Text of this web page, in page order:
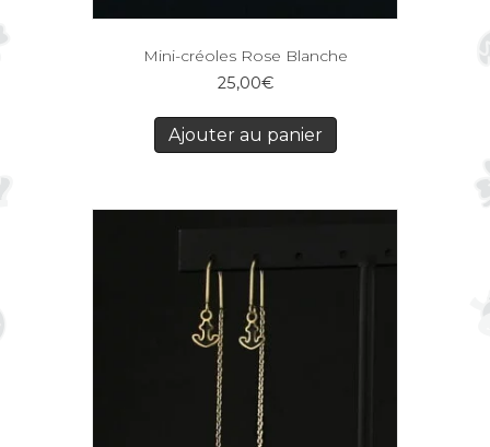
Mini-créoles Rose Blanche
25,00€
Ajouter au panier